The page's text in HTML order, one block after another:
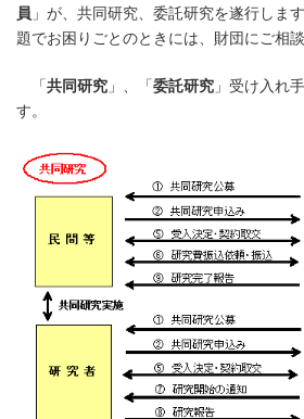
員 」が、共同研究、委託研究を遂行し
題でお困りごとのときには、財団にご相
「共同研究 」、「委託研究 」受け入れ
す。